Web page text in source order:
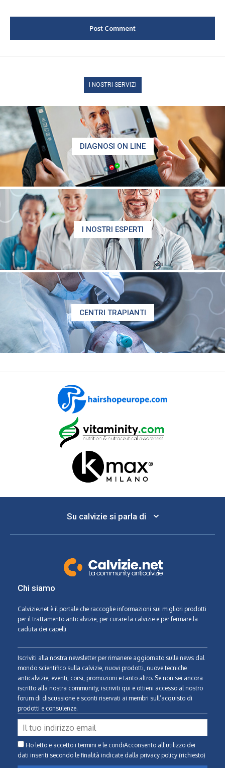
I NOSTRI SERVIZI
DIAGNOSI ON LINE
I NOSTRI ESPERTI
CENTRI TRAPIANTI
Su calvizie si parla di
Chi siamo
Calvizie.net è il portale che raccoglie informazioni sui migliori prodotti
per il trattamento anticalvizie, per curare la calvizie e per fermare la
caduta dei capelli
Iscriviti alla nostra newsletter per rimanere aggiornato sulle news dal
mondo scientifico sulla calvizie, nuovi prodotti, nuove tecniche
anticalvizie, eventi, corsi, promozioni e tanto altro. Se non sei ancora
iscritto alla nostra community, iscriviti qui e ottieni accesso al nostro
forum di discussione e sconti riservati ai membri sull’acquisto di
prodotti e consulenze.
Ho letto e accetto i termini e le condiAcconsento all'utilizzo dei
dati inseriti secondo le finalità indicate dalla privacy policy (richiesto)